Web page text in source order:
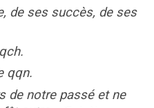
de ses succès, de ses
qqn.
de notre passé et ne